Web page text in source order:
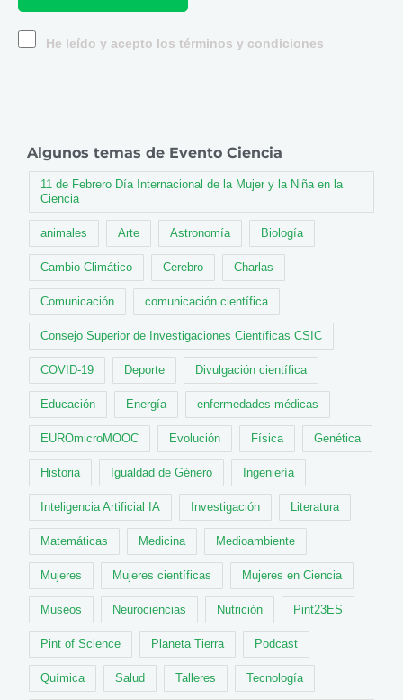
He leído y acepto los términos y condiciones
Algunos temas de Evento Ciencia
11 de Febrero Día Internacional de la Mujer y la Niña en la
Ciencia
animales Arte Astronomía Biología
Cambio Climático Cerebro Charlas
Comunicación comunicación científica
Consejo Superior de Investigaciones Científicas CSIC
COVID-19 Deporte Divulgación científica
Educación Energía enfermedades médicas
EUROmicroMOOC Evolución Física Genética
Historia Igualdad de Género Ingeniería
Inteligencia Artificial IA Investigación Literatura
Matemáticas Medicina Medioambiente
Mujeres Mujeres científicas Mujeres en Ciencia
Museos Neurociencias Nutrición Pint23ES
Pint of Science Planeta Tierra Podcast
Química Salud Talleres Tecnología